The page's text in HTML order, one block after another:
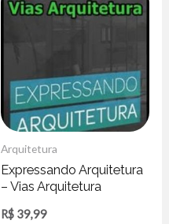
Arquitetura
Expressando Arquitetura
– Vias Arquitetura
R$ 39,99